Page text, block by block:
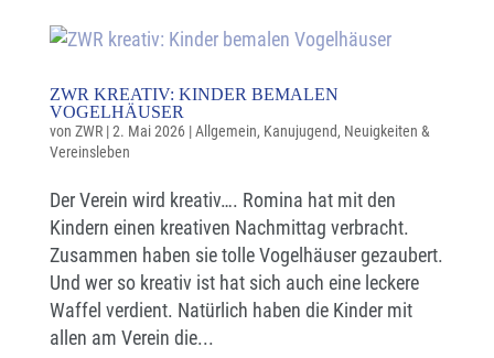
ZWR KREATIV: KINDER BEMALEN
VOGELHÄUSER
von ZWR|2. Mai 2026|Allgemein, Kanujugend, Neuigkeiten &
Vereinsleben
Der Verein wird kreativ…. Romina hat mit den
Kindern einen kreativen Nachmittag verbracht.
Zusammen haben sie tolle Vogelhäuser gezaubert.
Und wer so kreativ ist hat sich auch eine leckere
Waffel verdient. Natürlich haben die Kinder mit
allen am Verein die...